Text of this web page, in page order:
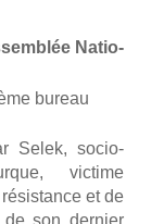
Natio­
bureau
Selek, socio­
vic­time
et de
son der­nier